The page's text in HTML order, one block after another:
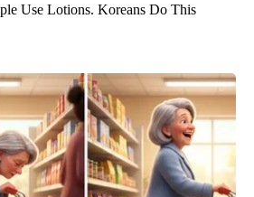
Use Lotions. Koreans Do This